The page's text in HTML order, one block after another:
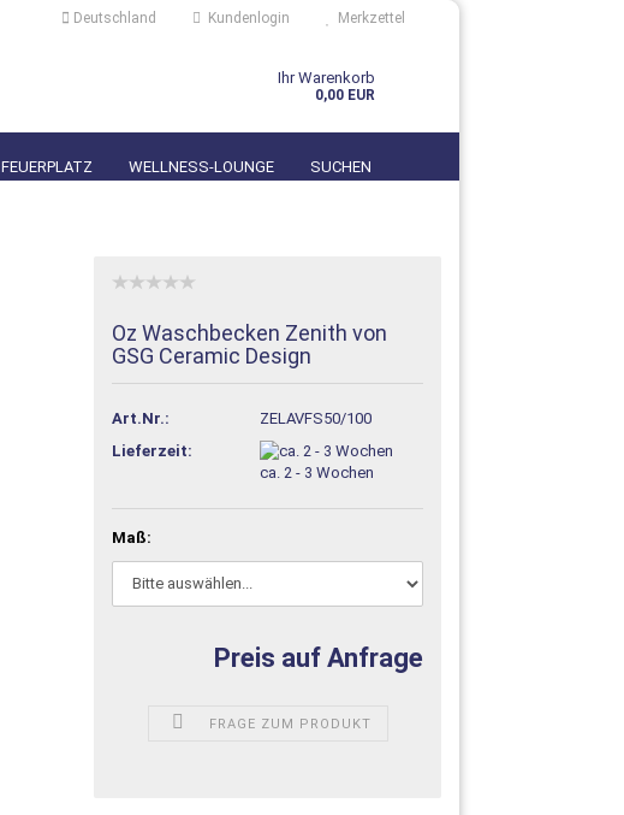
Deutschland Kundenlogin Merkzettel
Ihr Warenkorb
0,00 EUR
FEUERPLATZ WELLNESS-LOUNGE SUCHEN
Oz Waschbecken Zenith von
GSG Ceramic Design
Art.Nr.:
ZELAVFS50/100
Lieferzeit:
ca. 2 - 3 Wochen
Maß:
Preis auf Anfrage
FRAGE ZUM PRODUKT